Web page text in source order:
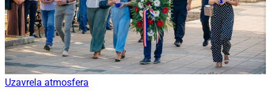
Uzavrela atmosfera